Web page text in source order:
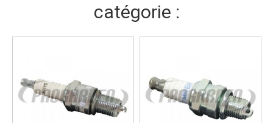
catégorie :